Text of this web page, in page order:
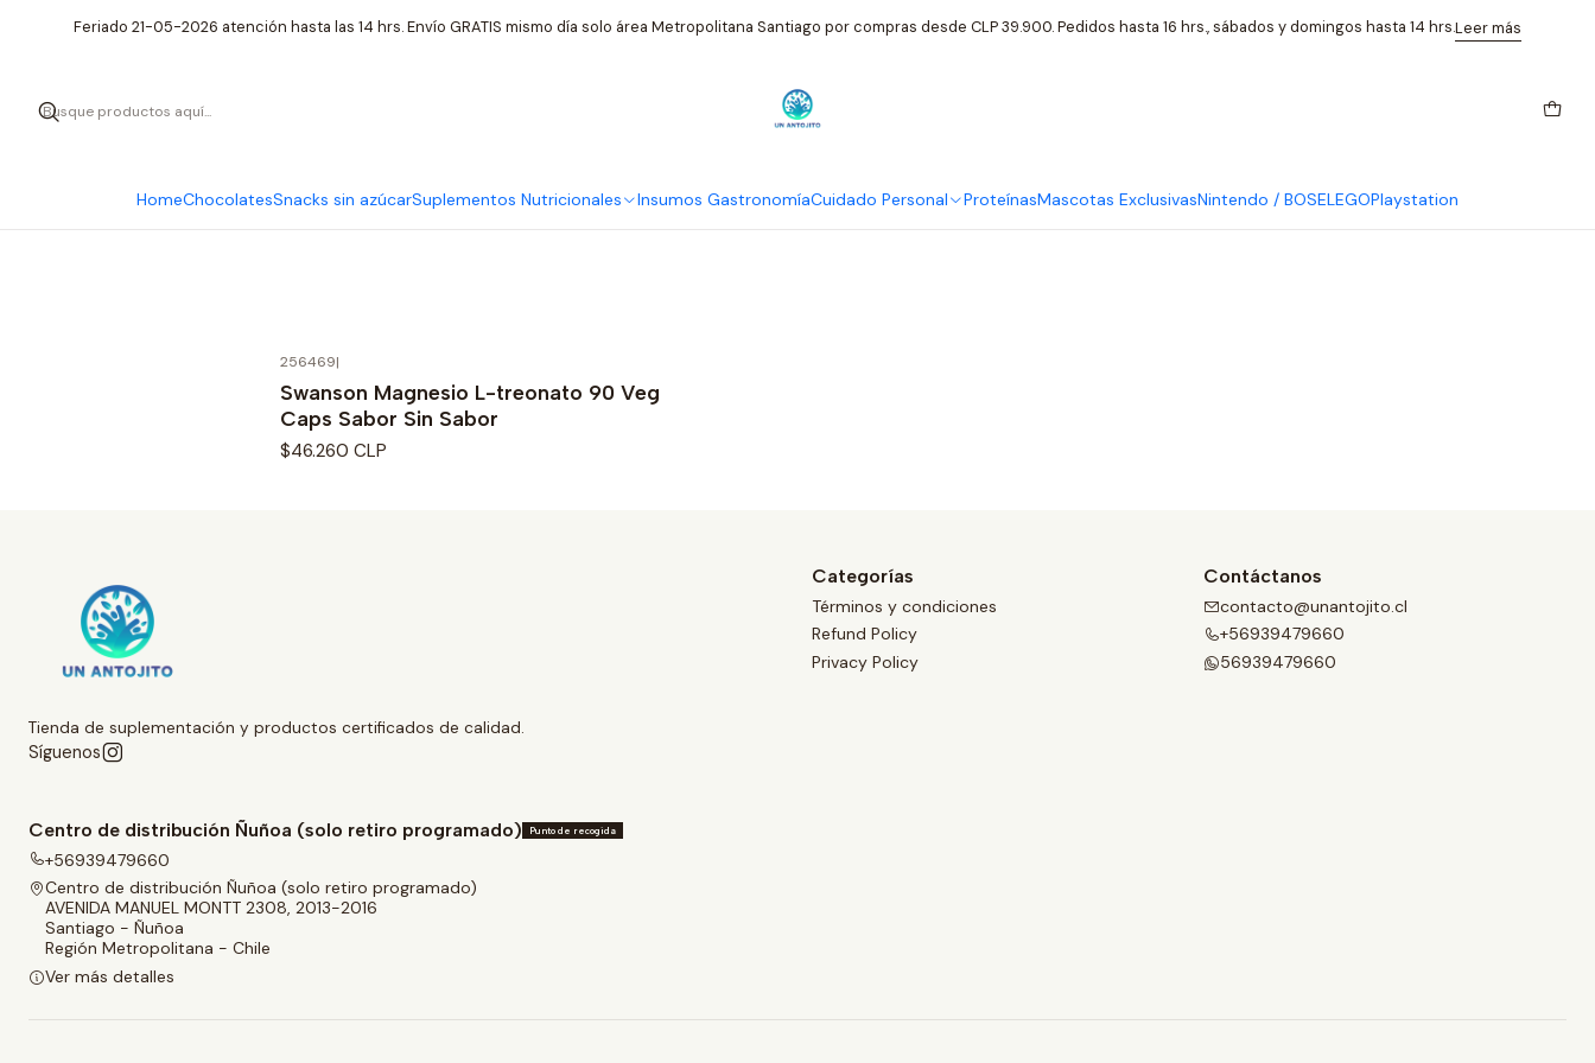
HomeChocolatesSnacks sin azúcarSuplementos Nutricionales Insumos GastronomíaCuidado Personal ProteínasMascotas ExclusivasNintendo / BOSELEGOPlaystation
Feriado 21-05-2026 atención hasta las 14 hrs. Envío GRATIS mismo día solo área Metropolitana Santiago por compras desde CLP 39.900. Pedidos hasta 16 hrs., sábados y domingos hasta 14 hrs.Leer más
Inicio Suplementos Nutricionales Swanson
256469|
Swanson Magnesio L-treonato 90 Veg
Caps Sabor Sin Sabor
$46.260 CLP
Tienda de suplementación y productos certificados de calidad.
Síguenos
Categorías
Términos y condiciones
Refund Policy
Privacy Policy
Contáctanos
contacto@unantojito.cl
+56939479660
56939479660
Centro de distribución Ñuñoa (solo retiro programado) Punto de recogida
+56939479660
Centro de distribución Ñuñoa (solo retiro programado)
AVENIDA MANUEL MONTT 2308, 2013-2016
Santiago - Ñuñoa
Región Metropolitana - Chile
Ver más detalles